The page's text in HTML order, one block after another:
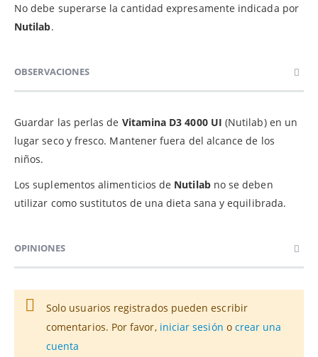
No debe superarse la cantidad expresamente indicada por
Nutilab.
OBSERVACIONES
Guardar las perlas de Vitamina D3 4000 UI (Nutilab) en un
lugar seco y fresco. Mantener fuera del alcance de los
niños.
Los suplementos alimenticios de Nutilabno se deben
utilizar como sustitutos de una dieta sana y equilibrada.
OPINIONES
Solo usuarios registrados pueden escribir
comentarios. Por favor, iniciar sesión o crear una
cuenta